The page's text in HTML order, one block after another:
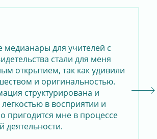
медианары для учителей с
стали для меня
открытием, так как удивили
и оригинальностью.
структурирована и
легкостью в восприятии и
пригодится мне в процессе
деятельности.